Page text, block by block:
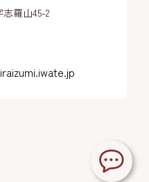
羅山45-2